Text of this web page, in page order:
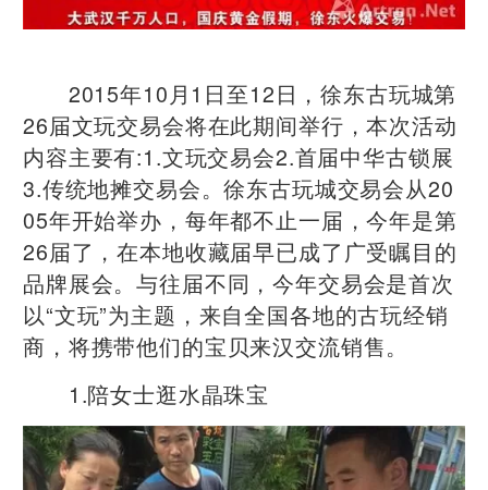
2015年10月1日至12日，徐东古玩城第
26届文玩交易会将在此期间举行，本次活动
内容主要有:1.文玩交易会2.首届中华古锁展
3.传统地摊交易会。徐东古玩城交易会从20
05年开始举办，每年都不止一届，今年是第
26届了，在本地收藏届早已成了广受瞩目的
品牌展会。与往届不同，今年交易会是首次
以“文玩”为主题，来自全国各地的古玩经销
商，将携带他们的宝贝来汉交流销售。
1.陪女士逛水晶珠宝